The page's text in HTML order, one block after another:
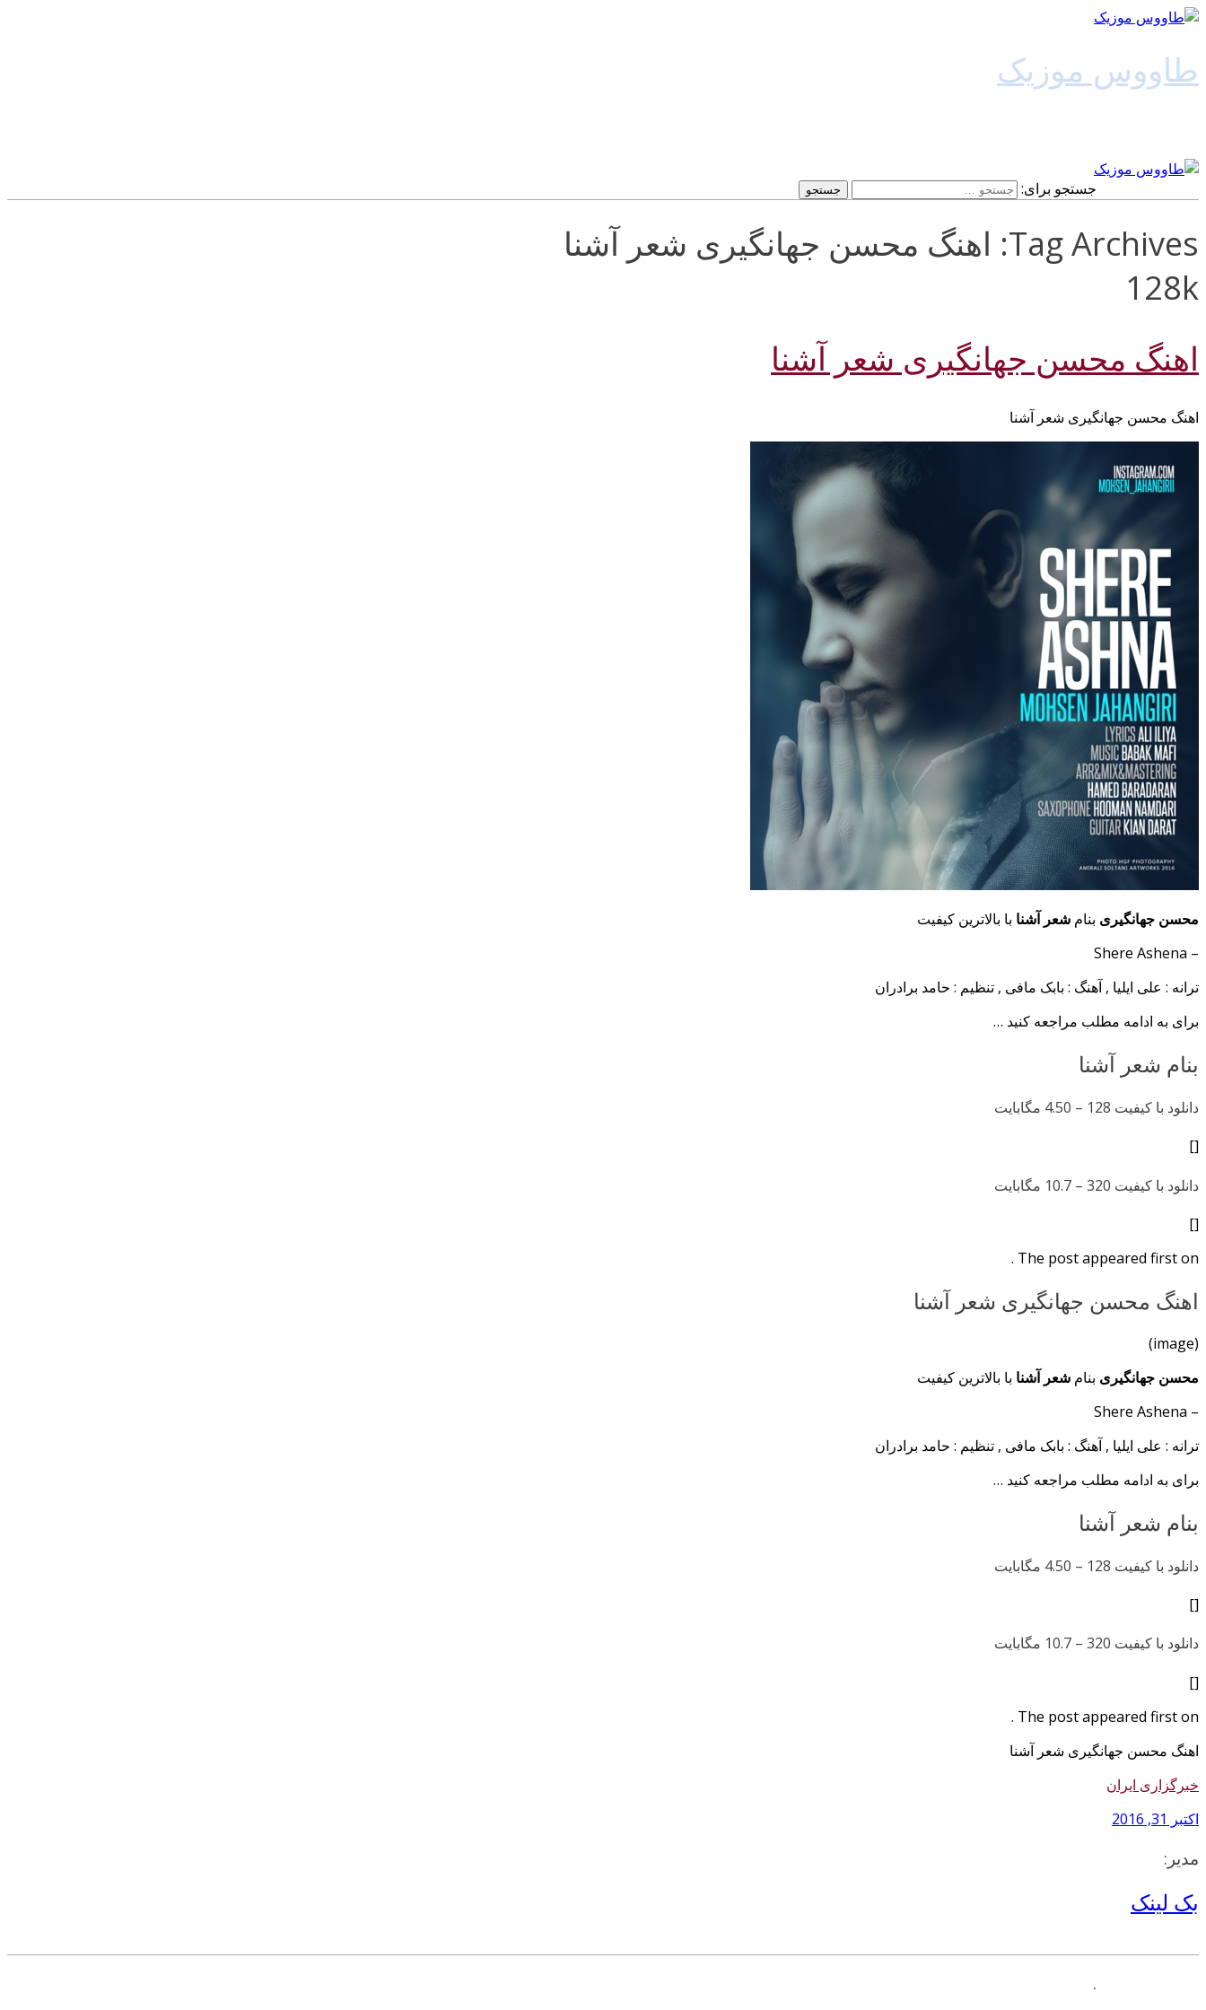
طاووس موزیک
جستجو برای:
Tag Archives: اهنگ محسن جهانگیری شعر آشنا
128k
اهنگ محسن جهانگیری شعر آشنا
اهنگ محسن جهانگیری شعر آشنا
محسن جهانگیری بنام شعر آشنا با بالاترین کیفیت
– Shere Ashena
ترانه : علی ایلیا , آهنگ : بابک مافی , تنظیم : حامد برادران
برای به ادامه مطلب مراجعه کنید …
بنام شعر آشنا
دانلود با کیفیت 128 –
4.50 مگابایت
[]
دانلود با کیفیت 320 –
10.7 مگابایت
[]
The post appeared first on .
اهنگ محسن جهانگیری شعر آشنا
(image)
محسن جهانگیری بنام شعر آشنا با بالاترین کیفیت
– Shere Ashena
ترانه : علی ایلیا , آهنگ : بابک مافی , تنظیم : حامد برادران
برای به ادامه مطلب مراجعه کنید …
بنام شعر آشنا
دانلود با کیفیت 128 –
4.50 مگابایت
[]
دانلود با کیفیت 320 –
10.7 مگابایت
[]
The post appeared first on .
اهنگ محسن جهانگیری شعر آشنا
خبرگزاری ایران
اکتبر 31, 2016
مدیر:
بک لینک
.